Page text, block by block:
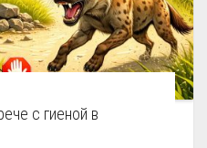
с гиеной в